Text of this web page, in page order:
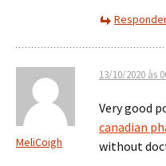
MeliCoigh
13/10/2020 às
Very good
canadian
without